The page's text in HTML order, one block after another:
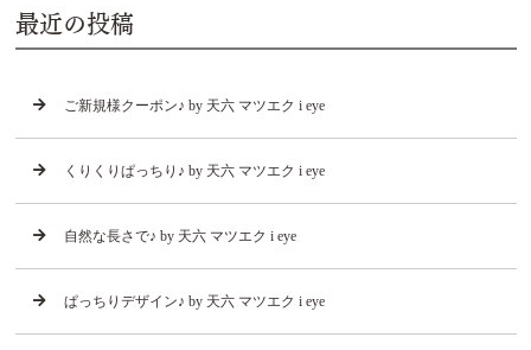
最近の投稿
ご新規様クーポン♪ by 天六 マツエク i eye
くりくりぱっちり♪ by 天六 マツエク i eye
自然な長さで♪ by 天六 マツエク i eye
ぱっちりデザイン♪ by 天六 マツエク i eye